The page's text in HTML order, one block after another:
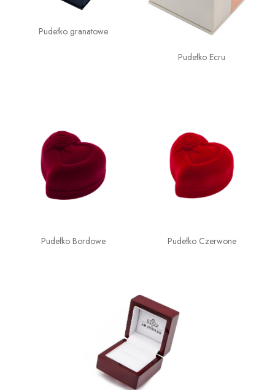
Pudełko granatowe
Pudełko Ecru
Pudełko Bordowe Pudełko Czerwone